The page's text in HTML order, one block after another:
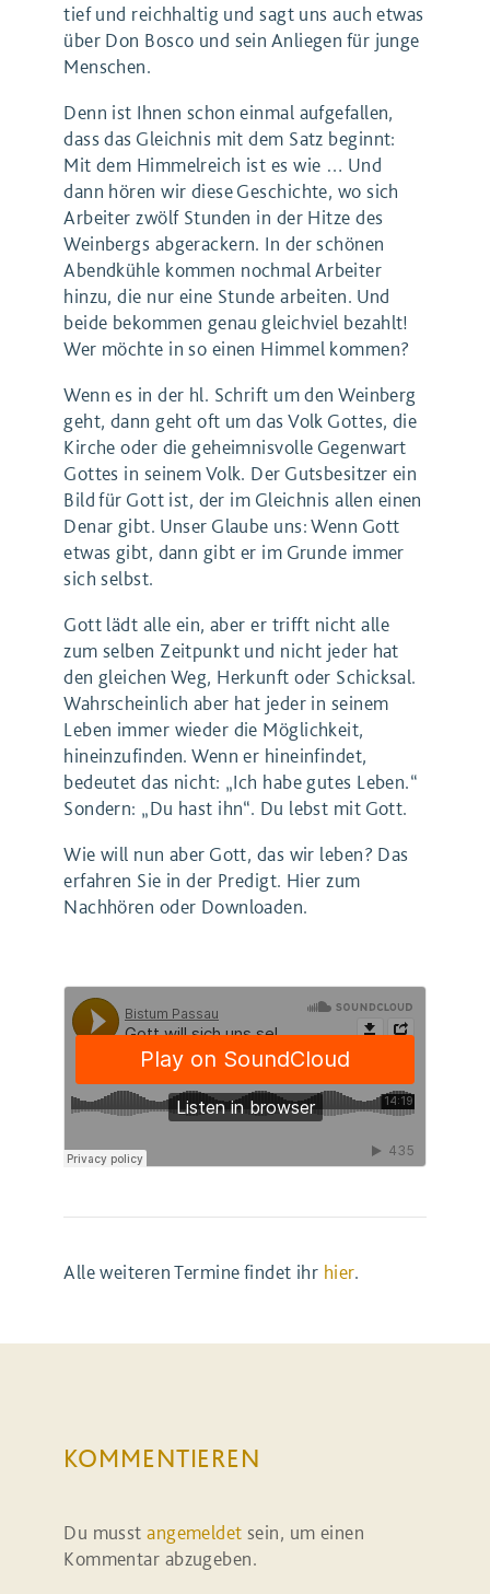
tief und reichhaltig und sagt uns auch etwas
über Don Bosco und sein Anliegen für junge
Menschen.
Denn ist Ihnen schon einmal aufgefallen,
dass das Gleichnis mit dem Satz beginnt:
Mit dem Himmelreich ist es wie … Und
dann hören wir diese Geschichte, wo sich
Arbeiter zwölf Stunden in der Hitze des
Weinbergs abgerackern. In der schönen
Abendkühle kommen nochmal Arbeiter
hinzu, die nur eine Stunde arbeiten. Und
beide bekommen genau gleichviel bezahlt!
Wer möchte in so einen Himmel kommen?
Wenn es in der hl. Schrift um den Weinberg
geht, dann geht oft um das Volk Gottes, die
Kirche oder die geheimnisvolle Gegenwart
Gottes in seinem Volk. Der Gutsbesitzer ein
Bild für Gott ist, der im Gleichnis allen einen
Denar gibt. Unser Glaube uns: Wenn Gott
etwas gibt, dann gibt er im Grunde immer
sich selbst.
Gott lädt alle ein, aber er trifft nicht alle
zum selben Zeitpunkt und nicht jeder hat
den gleichen Weg, Herkunft oder Schicksal.
Wahrscheinlich aber hat jeder in seinem
Leben immer wieder die Möglichkeit,
hineinzufinden. Wenn er hineinfindet,
bedeutet das nicht: „Ich habe gutes Leben.“
Sondern: „Du hast ihn“. Du lebst mit Gott.
Wie will nun aber Gott, das wir leben? Das
erfahren Sie in der Predigt. Hier zum
Nachhören oder Downloaden.
Alle weiteren Termine findet ihr hier.
KOMMENTIEREN
Du musstangemeldet sein, um einen
Kommentar abzugeben.